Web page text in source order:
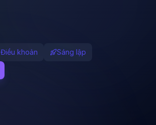
Điều khoản Sáng lập